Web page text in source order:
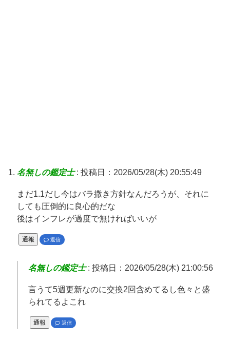
名無しの鑑定士: 投稿日：2026/05/28(木) 20:55:49
まだ1.1だし今はバラ撒き方針なんだろうが、それに
しても圧倒的に良心的だな
後はインフレが過度で無ければいいが
通報 返信
名無しの鑑定士: 投稿日：2026/05/28(木) 21:00:56
言うて5週更新なのに交換2回含めてるし色々と盛
られてるよこれ
通報 返信